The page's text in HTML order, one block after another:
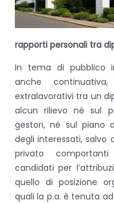
rapporti personali tra
In tema di pubblico
anche
extralavorativi tra un
alcun rilievo né sul
gestori, né sul piano
degli interessati, salvo
privato
candidati per
quello di posizione
quali la p.a. è tenuta